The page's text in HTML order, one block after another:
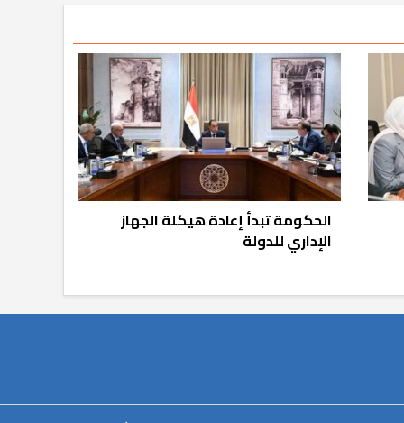
الحكومة تبدأ إعادة هيكلة الجهاز
الإداري للدولة